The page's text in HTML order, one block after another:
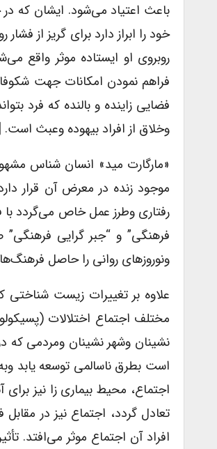
باعث اعتیاد می‌شود. ایشان که
خود را ابراز دارد برای گریز از
روبروی او ایستاده موثر واقع
فراهم نمودن امکانات جهت
فضایی زاینده و بالنده که فرد
وخلاق از افراد بیهوده وعبث است.
«مارگارت مید» انسان شناس
موجود زنده در معرض آن قرار
رفتاری وطرز عمل خاص می‌گردد
فرهنگی” و “جبر گرایی
ونوروزهای روانی را حاصل
علاوه بر تغییرات زیست
مختلف اجتماع اختلالات
نشینان وشهر نشینان ومردمی که
است بطرق ناسالمی توسعه یابد
اجتماع، محیط بیماری زا نیز
تعادل گردد، اجتماع نیز در
افراد آن اجتماع موثر می‌افتد.